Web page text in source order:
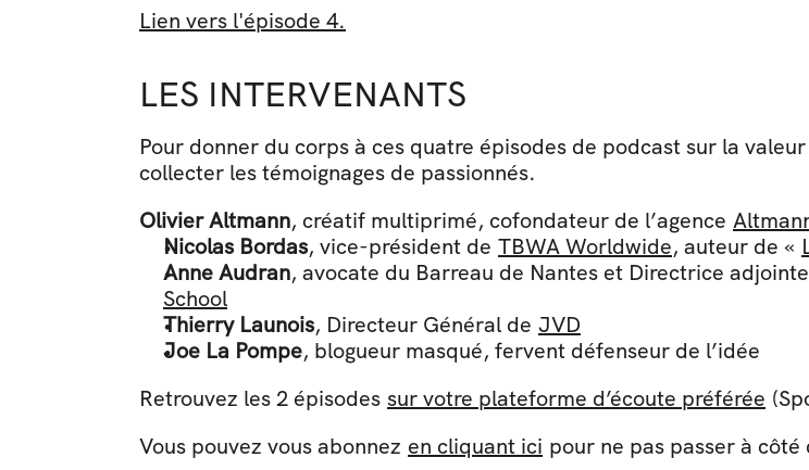
Lien vers l'épisode 4.
LES INTERVENANTS
Pour donner du corps à ces quatre épisodes de podcast sur la
collecter les témoignages de passionnés.
Olivier Altmann, créatif multiprimé, cofondateur de l’agence
Nicolas Bordas, vice-président de TBWA Worldwide, auteur de «
Anne Audran, avocate du Barreau de Nantes et Directrice
School
Thierry Launois, Directeur Général de JVD
Joe La Pompe, blogueur masqué, fervent défenseur de l’idée
Retrouvez les 2 épisodes sur votre plateforme d’écoute préférée
Vous pouvez vous abonnez en cliquant ici pour ne pas passer à